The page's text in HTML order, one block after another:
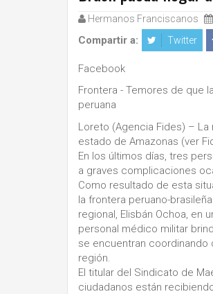
Hermanos Franciscanos
Compartir a: Twitter
Facebook
Frontera - Temores de que
peruana
Loreto (Agencia Fides) – La
estado de Amazonas (ver
En los últimos días, tres
a graves complicaciones
Como resultado de esta
la frontera peruano-
regional, Elisbán Ochoa, en
personal médico militar
se encuentran coordinando
región.
El titular del Sindicato de
ciudadanos están